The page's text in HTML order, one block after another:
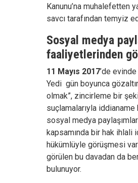
Kanunu’na muhalefetten
savcı tarafından temyiz
Sosyal medya
faaliyetlerinden
11 Mayıs 2017’de
Yedi gün boyunca
olmak”, zincirleme bir
suçlamalarıyla
sosyal medya
kapsamında bir hak ihlali
hükümlüyle görüşmesi
görülen bu davadan da
bulunuyor.